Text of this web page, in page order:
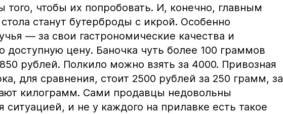
того, чтобы их попробовать. И, конечно, главным
станут бутерброды с икрой. Особенно
— за свои гастрономические качества и
доступную цену. Баночка чуть более 100 граммов
рублей. Полкило можно взять за 4000. Привозная
для сравнения, стоит 2500 рублей за 250 грамм, за
килограмм. Сами продавцы недовольны
ситуацией, и не у каждого на прилавке есть такое